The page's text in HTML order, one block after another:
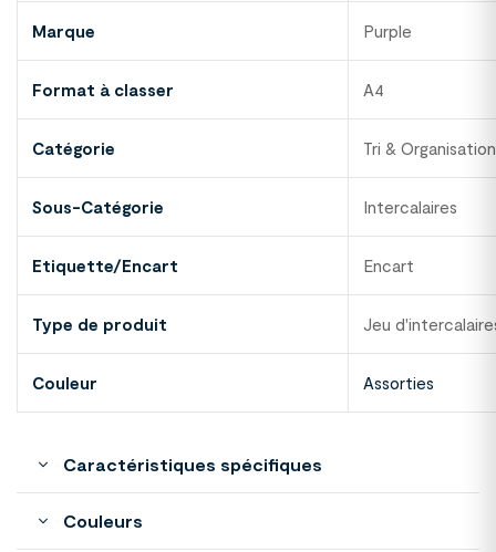
Marque Purple
Format à classer A4
Catégorie Tri & Organisation
Sous-Catégorie Intercalaires
Etiquette/Encart Encart
Type de produit Jeu
Couleur Assorties
Caractéristiques spécifiques
Couleurs